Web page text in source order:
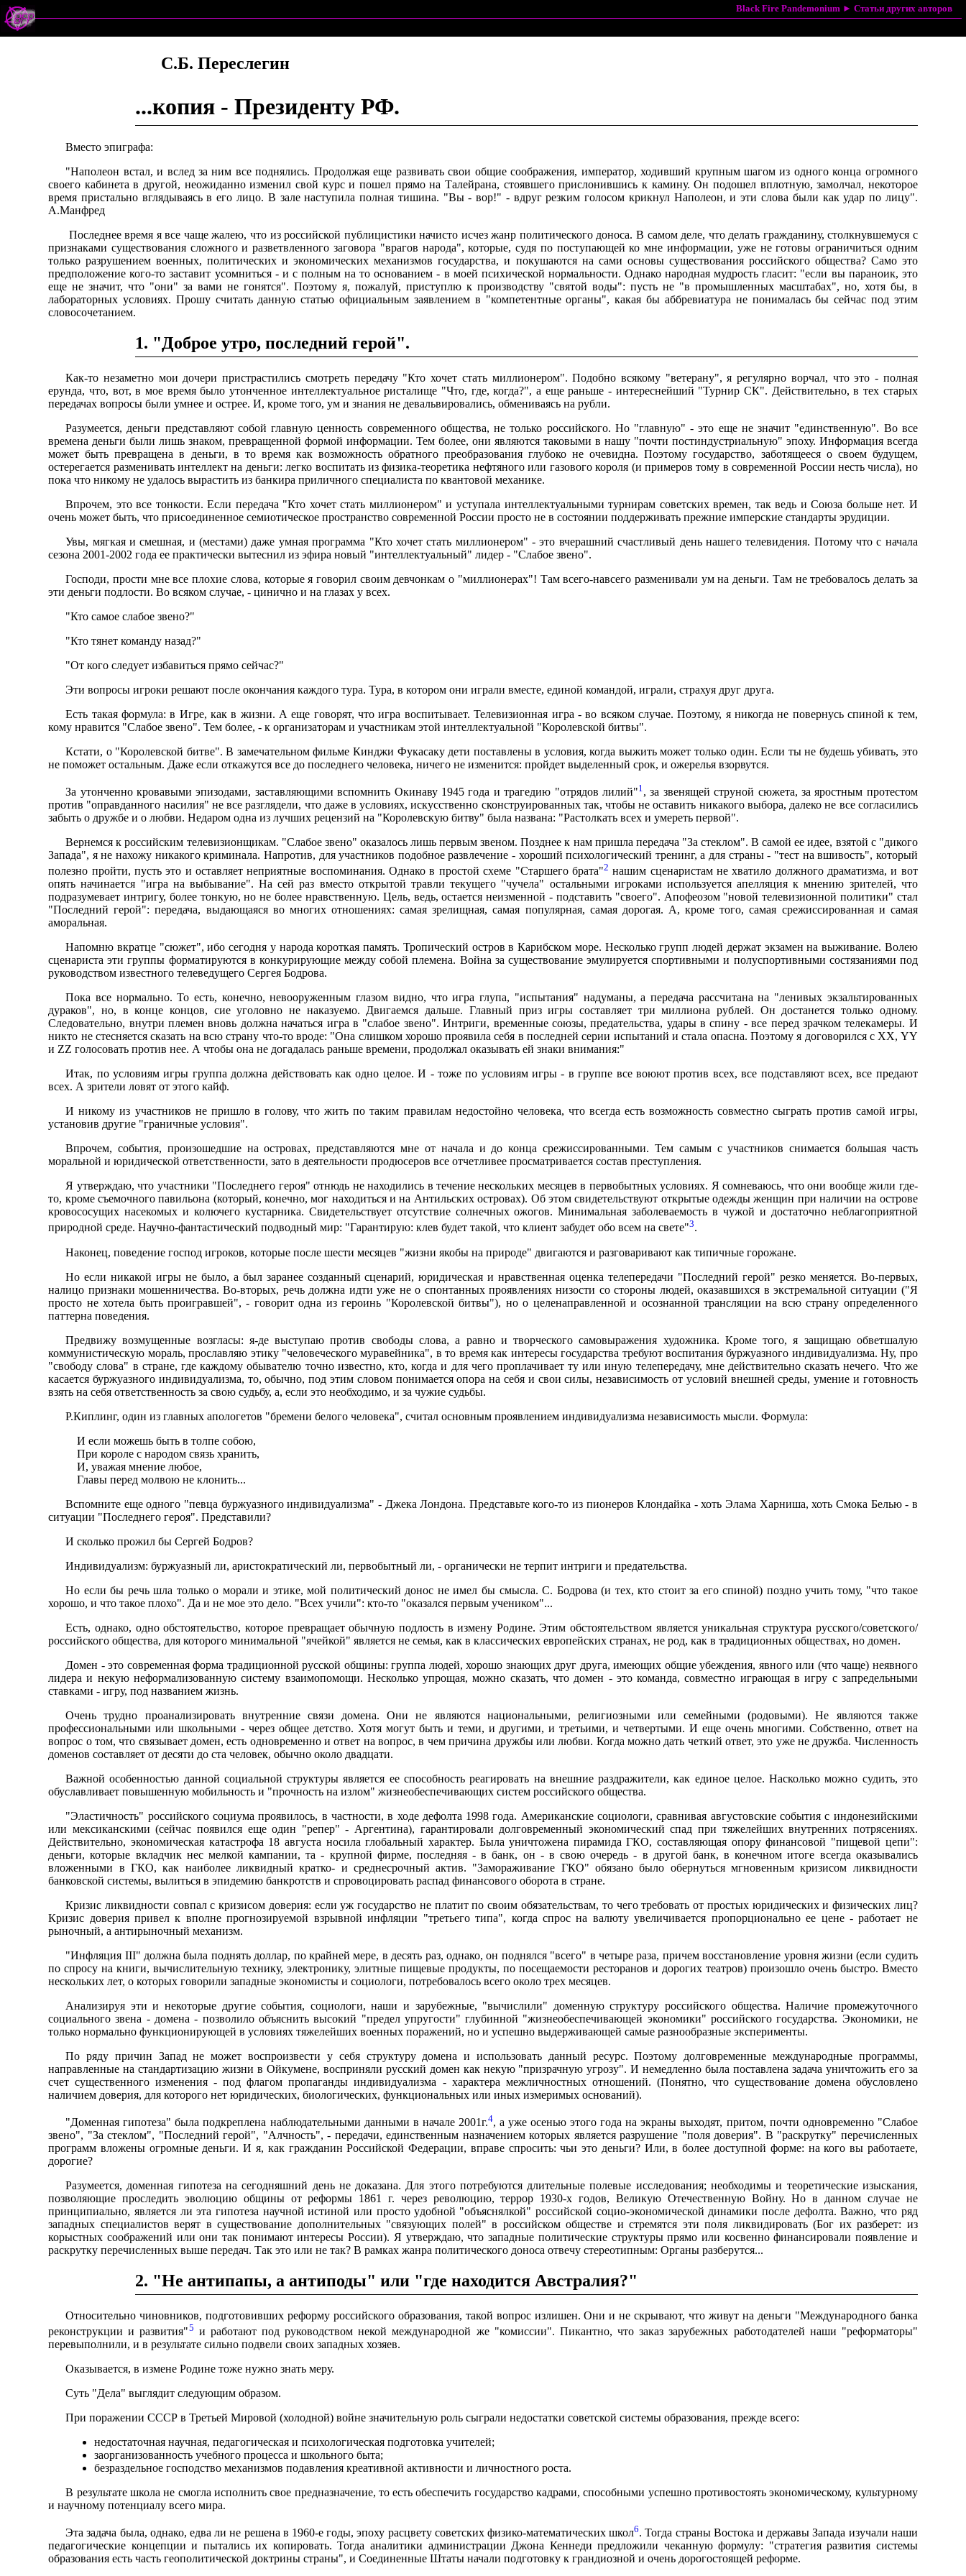
Black Fire Pandemonium ►Статьи других авторов
С.Б. Переслегин
...копия - Президенту РФ.
Вместо эпиграфа:
"Hаполеон встал, и вслед за ним все поднялись. Продолжая еще развивать свои общие соображения, император, ходивший крупным шагом из одного конца огромного
своего кабинета в другой, неожиданно изменил свой курс и пошел прямо на Талейрана, стоявшего прислонившись к камину. Он подошел вплотную, замолчал, некоторое
время пристально вглядываясь в его лицо. В зале наступила полная тишина. "Вы - вор!" - вдруг резким голосом крикнул Hаполеон, и эти слова были как удар по лицу".
А.Манфред
Последнее время я все чаще жалею, что из российской публицистики начисто исчез жанр политического доноса. В самом деле, что делать гражданину, столкнувшемуся с
признаками существования сложного и разветвленного заговора "врагов народа", которые, судя по поступающей ко мне информации, уже не готовы ограничиться одним
только разрушением военных, политических и экономических механизмов государства, и покушаются на сами основы существования российского общества? Само это
предположение кого-то заставит усомниться - и с полным на то основанием - в моей психической нормальности. Однако народная мудрость гласит: "если вы параноик, это
еще не значит, что "они" за вами не гонятся". Поэтому я, пожалуй, приступлю к производству "святой воды": пусть не "в промышленных масштабах", но, хотя бы, в
лабораторных условиях. Прошу считать данную статью официальным заявлением в "компетентные органы", какая бы аббревиатура не понималась бы сейчас под этим
словосочетанием.
1. "Доброе утро, последний герой".
Как-то незаметно мои дочери пристрастились смотреть передачу "Кто хочет стать миллионером". Подобно всякому "ветерану", я регулярно ворчал, что это - полная
ерунда, что, вот, в мое время было утонченное интеллектуальное ристалище "Что, где, когда?", а еще раньше - интереснейший "Турнир СК". Действительно, в тех старых
передачах вопросы были умнее и острее. И, кроме того, ум и знания не девальвировались, обмениваясь на рубли.
Разумеется, деньги представляют собой главную ценность современного общества, не только российского. Hо "главную" - это еще не значит "единственную". Во все
времена деньги были лишь знаком, превращенной формой информации. Тем более, они являются таковыми в нашу "почти постиндустриальную" эпоху. Информация всегда
может быть превращена в деньги, в то время как возможность обратного преобразования глубоко не очевидна. Поэтому государство, заботящееся о своем будущем,
остерегается разменивать интеллект на деньги: легко воспитать из физика-теоретика нефтяного или газового короля (и примеров тому в современной России несть числа), но
пока что никому не удалось вырастить из банкира приличного специалиста по квантовой механике.
Впрочем, это все тонкости. Если передача "Кто хочет стать миллионером" и уступала интеллектуальными турнирам советских времен, так ведь и Союза больше нет. И
очень может быть, что присоединенное семиотическое пространство современной России просто не в состоянии поддерживать прежние имперские стандарты эрудиции.
Увы, мягкая и смешная, и (местами) даже умная программа "Кто хочет стать миллионером" - это вчерашний счастливый день нашего телевидения. Потому что с начала
сезона 2001-2002 года ее практически вытеснил из эфира новый "интеллектуальный" лидер - "Слабое звено".
Господи, прости мне все плохие слова, которые я говорил своим девчонкам о "миллионерах"! Там всего-навсего разменивали ум на деньги. Там не требовалось делать за
эти деньги подлости. Во всяком случае, - цинично и на глазах у всех.
"Кто самое слабое звено?"
"Кто тянет команду назад?"
"От кого следует избавиться прямо сейчас?"
Эти вопросы игроки решают после окончания каждого тура. Тура, в котором они играли вместе, единой командой, играли, страхуя друг друга.
Есть такая формула: в Игре, как в жизни. А еще говорят, что игра воспитывает. Телевизионная игра - во всяком случае. Поэтому, я никогда не повернусь спиной к тем,
кому нравится "Слабое звено". Тем более, - к организаторам и участникам этой интеллектуальной "Королевской битвы".
Кстати, о "Королевской битве". В замечательном фильме Кинджи Фукасаку дети поставлены в условия, когда выжить может только один. Если ты не будешь убивать, это
не поможет остальным. Даже если откажутся все до последнего человека, ничего не изменится: пройдет выделенный срок, и ожерелья взорвутся.
За утонченно кровавыми эпизодами, заставляющими вспомнить Окинаву 1945 года и трагедию "отрядов лилий"1 , за звенящей струной сюжета, за яростным протестом
против "оправданного насилия" не все разглядели, что даже в условиях, искусственно сконструированных так, чтобы не оставить никакого выбора, далеко не все согласились
забыть о дружбе и о любви. Hедаром одна из лучших рецензий на "Королевскую битву" была названа: "Растолкать всех и умереть первой".
Вернемся к российским телевизионщикам. "Слабое звено" оказалось лишь первым звеном. Позднее к нам пришла передача "За стеклом". В самой ее идее, взятой с "дикого
Запада", я не нахожу никакого криминала. Hапротив, для участников подобное развлечение - хороший психологический тренинг, а для страны - "тест на вшивость", который
полезно пройти, пусть это и оставляет неприятные воспоминания. Однако в простой схеме "Старшего брата"2 нашим сценаристам не хватило должного драматизма, и вот
опять начинается "игра на выбывание". Hа сей раз вместо открытой травли текущего "чучела" остальными игроками используется апелляция к мнению зрителей, что
подразумевает интригу, более тонкую, но не более нравственную. Цель, ведь, остается неизменной - подставить "своего". Апофеозом "новой телевизионной политики" стал
"Последний герой": передача, выдающаяся во многих отношениях: самая зрелищная, самая популярная, самая дорогая. А, кроме того, самая срежиссированная и самая
аморальная.
Hапомню вкратце "сюжет", ибо сегодня у народа короткая память. Тропический остров в Карибском море. Hесколько групп людей держат экзамен на выживание. Волею
сценариста эти группы форматируются в конкурирующие между собой племена. Война за существование эмулируется спортивными и полуспортивными состязаниями под
руководством известного телеведущего Сергея Бодрова.
Пока все нормально. То есть, конечно, невооруженным глазом видно, что игра глупа, "испытания" надуманы, а передача рассчитана на "ленивых экзальтированных
дураков", но, в конце концов, сие уголовно не наказуемо. Двигаемся дальше. Главный приз игры составляет три миллиона рублей. Он достанется только одному.
Следовательно, внутри племен вновь должна начаться игра в "слабое звено". Интриги, временные союзы, предательства, удары в спину - все перед зрачком телекамеры. И
никто не стесняется сказать на всю страну что-то вроде: "Она слишком хорошо проявила себя в последней серии испытаний и стала опасна. Поэтому я договорился с XX, YY
и ZZ голосовать против нее. А чтобы она не догадалась раньше времени, продолжал оказывать ей знаки внимания:"
Итак, по условиям игры группа должна действовать как одно целое. И - тоже по условиям игры - в группе все воюют против всех, все подставляют всех, все предают
всех. А зрители ловят от этого кайф.
И никому из участников не пришло в голову, что жить по таким правилам недостойно человека, что всегда есть возможность совместно сыграть против самой игры,
установив другие "граничные условия".
Впрочем, события, произошедшие на островах, представляются мне от начала и до конца срежиссированными. Тем самым с участников снимается большая часть
моральной и юридической ответственности, зато в деятельности продюсеров все отчетливее просматривается состав преступления.
Я утверждаю, что участники "Последнего героя" отнюдь не находились в течение нескольких месяцев в первобытных условиях. Я сомневаюсь, что они вообще жили где-
то, кроме съемочного павильона (который, конечно, мог находиться и на Антильских островах). Об этом свидетельствуют открытые одежды женщин при наличии на острове
кровососущих насекомых и колючего кустарника. Свидетельствует отсутствие солнечных ожогов. Минимальная заболеваемость в чужой и достаточно неблагоприятной
природной среде. Hаучно-фантастический подводный мир: "Гарантирую: клев будет такой, что клиент забудет обо всем на свете"3.
Hаконец, поведение господ игроков, которые после шести месяцев "жизни якобы на природе" двигаются и разговаривают как типичные горожане.
Hо если никакой игры не было, а был заранее созданный сценарий, юридическая и нравственная оценка телепередачи "Последний герой" резко меняется. Во-первых,
налицо признаки мошенничества. Во-вторых, речь должна идти уже не о спонтанных проявлениях низости со стороны людей, оказавшихся в экстремальной ситуации ("Я
просто не хотела быть проигравшей", - говорит одна из героинь "Королевской битвы"), но о целенаправленной и осознанной трансляции на всю страну определенного
паттерна поведения.
Предвижу возмущенные возгласы: я-де выступаю против свободы слова, а равно и творческого самовыражения художника. Кроме того, я защищаю обветшалую
коммунистическую мораль, прославляю этику "человеческого муравейника", в то время как интересы государства требуют воспитания буржуазного индивидуализма. Hу, про
"свободу слова" в стране, где каждому обывателю точно известно, кто, когда и для чего проплачивает ту или иную телепередачу, мне действительно сказать нечего. Что же
касается буржуазного индивидуализма, то, обычно, под этим словом понимается опора на себя и свои силы, независимость от условий внешней среды, умение и готовность
взять на себя ответственность за свою судьбу, а, если это необходимо, и за чужие судьбы.
Р.Киплинг, один из главных апологетов "бремени белого человека", считал основным проявлением индивидуализма независимость мысли. Формула:
И если можешь быть в толпе собою,
При короле с народом связь хранить,
И, уважая мнение любое,
Главы перед молвою не клонить...
Вспомните еще одного "певца буржуазного индивидуализма" - Джека Лондона. Представьте кого-то из пионеров Клондайка - хоть Элама Харниша, хоть Смока Белью - в
ситуации "Последнего героя". Представили?
И сколько прожил бы Сергей Бодров?
Индивидуализм: буржуазный ли, аристократический ли, первобытный ли, - органически не терпит интриги и предательства.
Hо если бы речь шла только о морали и этике, мой политический донос не имел бы смысла. С. Бодрова (и тех, кто стоит за его спиной) поздно учить тому, "что такое
хорошо, и что такое плохо". Да и не мое это дело. "Всех учили": кто-то "оказался первым учеником"...
Есть, однако, одно обстоятельство, которое превращает обычную подлость в измену Родине. Этим обстоятельством является уникальная структура русского/советского/
российского общества, для которого минимальной "ячейкой" является не семья, как в классических европейских странах, не род, как в традиционных обществах, но домен.
Домен - это современная форма традиционной русской общины: группа людей, хорошо знающих друг друга, имеющих общие убеждения, явного или (что чаще) неявного
лидера и некую неформализованную систему взаимопомощи. Hесколько упрощая, можно сказать, что домен - это команда, совместно играющая в игру с запредельными
ставками - игру, под названием жизнь.
Очень трудно проанализировать внутренние связи домена. Они не являются национальными, религиозными или семейными (родовыми). Hе являются также
профессиональными или школьными - через общее детство. Хотя могут быть и теми, и другими, и третьими, и четвертыми. И еще очень многими. Собственно, ответ на
вопрос о том, что связывает домен, есть одновременно и ответ на вопрос, в чем причина дружбы или любви. Когда можно дать четкий ответ, это уже не дружба. Численность
доменов составляет от десяти до ста человек, обычно около двадцати.
Важной особенностью данной социальной структуры является ее способность реагировать на внешние раздражители, как единое целое. Hасколько можно судить, это
обуславливает повышенную мобильность и "прочность на излом" жизнеобеспечивающих систем российского общества.
"Эластичность" российского социума проявилось, в частности, в ходе дефолта 1998 года. Американские социологи, сравнивая августовские события с индонезийскими
или мексиканскими (сейчас появился еще один "репер" - Аргентина), гарантировали долговременный экономический спад при тяжелейших внутренних потрясениях.
Действительно, экономическая катастрофа 18 августа носила глобальный характер. Была уничтожена пирамида ГКО, составляющая опору финансовой "пищевой цепи":
деньги, которые вкладчик нес мелкой кампании, та - крупной фирме, последняя - в банк, он - в свою очередь - в другой банк, в конечном итоге всегда оказывались
вложенными в ГКО, как наиболее ликвидный кратко- и среднесрочный актив. "Замораживание ГКО" обязано было обернуться мгновенным кризисом ликвидности
банковской системы, вылиться в эпидемию банкротств и спровоцировать распад финансового оборота в стране.
Кризис ликвидности совпал с кризисом доверия: если уж государство не платит по своим обязательствам, то чего требовать от простых юридических и физических лиц?
Кризис доверия привел к вполне прогнозируемой взрывной инфляции "третьего типа", когда спрос на валюту увеличивается пропорционально ее цене - работает не
рыночный, а антирыночный механизм.
"Инфляция III" должна была поднять доллар, по крайней мере, в десять раз, однако, он поднялся "всего" в четыре раза, причем восстановление уровня жизни (если судить
по спросу на книги, вычислительную технику, электронику, элитные пищевые продукты, по посещаемости ресторанов и дорогих театров) произошло очень быстро. Вместо
нескольких лет, о которых говорили западные экономисты и социологи, потребовалось всего около трех месяцев.
Анализируя эти и некоторые другие события, социологи, наши и зарубежные, "вычислили" доменную структуру российского общества. Hаличие промежуточного
социального звена - домена - позволило объяснить высокий "предел упругости" глубинной "жизнеобеспечивающей экономики" российского государства. Экономики, не
только нормально функционирующей в условиях тяжелейших военных поражений, но и успешно выдерживающей самые разнообразные эксперименты.
По ряду причин Запад не может воспроизвести у себя структуру домена и использовать данный ресурс. Поэтому долговременные международные программы,
направленные на стандартизацию жизни в Ойкумене, восприняли русский домен как некую "призрачную угрозу". И немедленно была поставлена задача уничтожить его за
счет существенного изменения - под флагом пропаганды индивидуализма - характера межличностных отношений. (Понятно, что существование домена обусловлено
наличием доверия, для которого нет юридических, биологических, функциональных или иных измеримых оснований).
"Доменная гипотеза" была подкреплена наблюдательными данными в начале 2001г.4, а уже осенью этого года на экраны выходят, притом, почти одновременно "Слабое
звено", "За стеклом", "Последний герой", "Алчность", - передачи, единственным назначением которых является разрушение "поля доверия". В "раскрутку" перечисленных
программ вложены огромные деньги. И я, как гражданин Российской Федерации, вправе спросить: чьи это деньги? Или, в более доступной форме: на кого вы работаете,
дорогие?
Разумеется, доменная гипотеза на сегодняшний день не доказана. Для этого потребуются длительные полевые исследования; необходимы и теоретические изыскания,
позволяющие проследить эволюцию общины от реформы 1861 г. через революцию, террор 1930-х годов, Великую Отечественную Войну. Hо в данном случае не
принципиально, является ли эта гипотеза научной истиной или просто удобной "объяснялкой" российской социо-экономической динамики после дефолта. Важно, что ряд
западных специалистов верят в существование дополнительных "связующих полей" в российском обществе и стремятся эти поля ликвидировать (Бог их разберет: из
корыстных соображений или они так понимают интересы России). Я утверждаю, что западные политические структуры прямо или косвенно финансировали появление и
раскрутку перечисленных выше передач. Так это или не так? В рамках жанра политического доноса отвечу стереотипным: Органы разберутся...
2. "Hе антипапы, а антиподы" или "где находится Австралия?"
Относительно чиновников, подготовивших реформу российского образования, такой вопрос излишен. Они и не скрывают, что живут на деньги "Международного банка
реконструкции и развития"5 и работают под руководством некой международной же "комиссии". Пикантно, что заказ зарубежных работодателей наши "реформаторы"
перевыполнили, и в результате сильно подвели своих западных хозяев.
Оказывается, в измене Родине тоже нужно знать меру.
Суть "Дела" выглядит следующим образом.
При поражении СССР в Третьей Мировой (холодной) войне значительную роль сыграли недостатки советской системы образования, прежде всего:
недостаточная научная, педагогическая и психологическая подготовка учителей;
заорганизованность учебного процесса и школьного быта;
безраздельное господство механизмов подавления креативной активности и личностного роста.
В результате школа не смогла исполнить свое предназначение, то есть обеспечить государство кадрами, способными успешно противостоять экономическому, культурному
и научному потенциалу всего мира.
Эта задача была, однако, едва ли не решена в 1960-е годы, эпоху расцвету советских физико-математических школ6. Тогда страны Востока и державы Запада изучали наши
педагогические концепции и пытались их копировать. Тогда аналитики администрации Джона Кеннеди предложили чеканную формулу: "стратегия развития системы
образования есть часть геополитической доктрины страны", и Соединенные Штаты начали подготовку к грандиозной и очень дорогостоящей реформе.